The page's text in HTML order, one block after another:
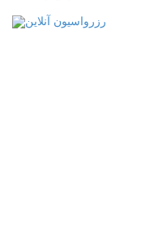
رزرواسیون آنلاین